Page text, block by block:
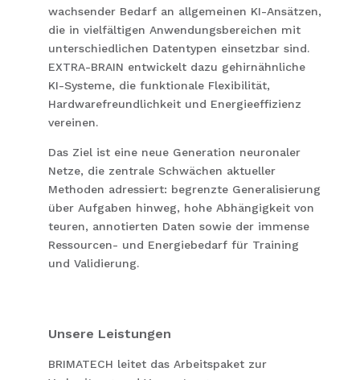
wachsender Bedarf an allgemeinen KI-Ansätzen,
die in vielfältigen Anwendungsbereichen mit
unterschiedlichen Datentypen einsetzbar sind.
EXTRA-BRAIN entwickelt dazu gehirnähnliche
KI-Systeme, die funktionale Flexibilität,
Hardwarefreundlichkeit und Energieeffizienz
vereinen.
Das Ziel ist eine neue Generation neuronaler
Netze, die zentrale Schwächen aktueller
Methoden adressiert: begrenzte Generalisierung
über Aufgaben hinweg, hohe Abhängigkeit von
teuren, annotierten Daten sowie der immense
Ressourcen- und Energiebedarf für Training
und Validierung.
Unsere Leistungen
BRIMATECH leitet das Arbeitspaket zur